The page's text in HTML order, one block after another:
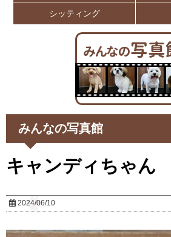
シッティング
みんなの写真館
キャンディちゃん
2024/06/10